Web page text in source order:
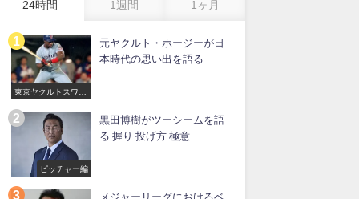
24時間 1週間 1ヶ月
東京ヤクルトスワロ
元ヤクルト・ホージーが日
本時代の思い出を語る
ピッチャー編
黒田博樹がツーシームを語
る 握り 投げ方 極意